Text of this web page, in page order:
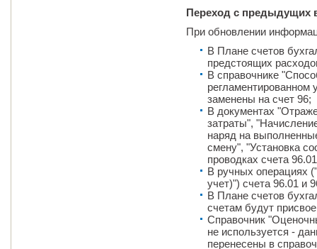
Переход с предыдущих
При обновлении
В Плане счетов
предстоящих
В справочнике
регламентированном
заменены на счет 96;
В документах
затраты",
наряд на
смену", "Установка
проводках счета
В ручных операциях
учет)") счета 96.01 и
В Плане счетов
счетам будут
Справочник
не используется -
перенесены в